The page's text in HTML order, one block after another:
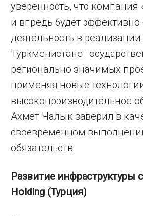
уверенность, что компания
и впредь будет эффективно
деятельность в реализации
Туркменистане
регионально значимых
применяя новые
высокопроизводительное
Ахмет Чалык заверил в
своевременном
обязательств.
Развитие инфраструктуры
Holding (Турция)